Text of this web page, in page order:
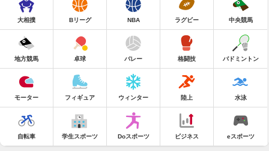
大相撲 Bリーグ NBA ラグビー 中央競馬
地方競馬 卓球 バレー 格闘技 バドミントン
モーター フィギュア ウィンター 陸上 水泳
自転車 学生スポーツ Doスポーツ ビジネス eスポーツ